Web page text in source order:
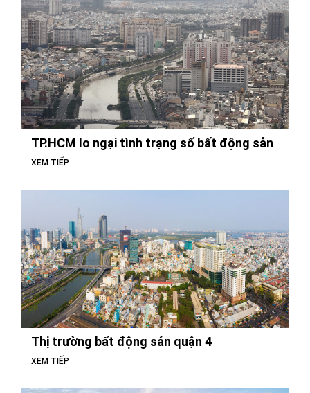
TP.HCM lo ngại tình trạng số bất động sản
XEM TIẾP
Thị trường bất động sản quận 4
XEM TIẾP